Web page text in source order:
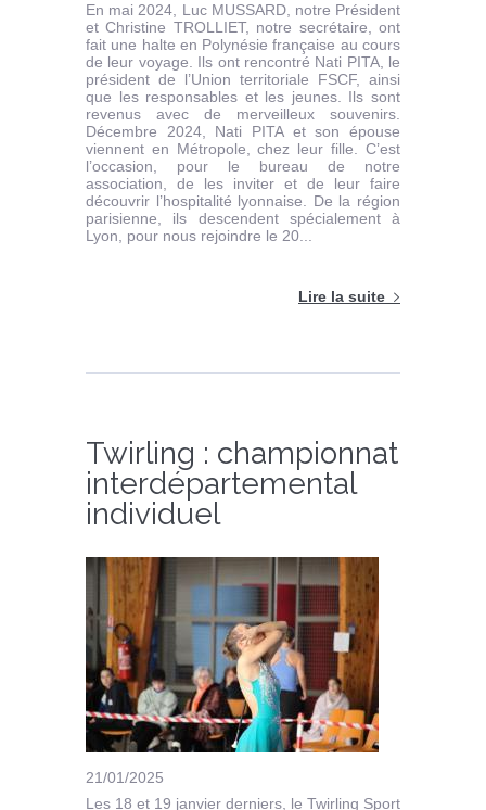
En mai 2024, Luc MUSSARD, notre Président
et Christine TROLLIET, notre secrétaire, ont
fait une halte en Polynésie française au cours
de leur voyage. Ils ont rencontré Nati PITA, le
président de l’Union territoriale FSCF, ainsi
que les responsables et les jeunes. Ils sont
revenus avec de merveilleux souvenirs.
Décembre 2024, Nati PITA et son épouse
viennent en Métropole, chez leur fille. C’est
l’occasion, pour le bureau de notre
association, de les inviter et de leur faire
découvrir l’hospitalité lyonnaise. De la région
parisienne, ils descendent spécialement à
Lyon, pour nous rejoindre le 20...
Lire la suite
Twirling : championnat
interdépartemental
individuel
21/01/2025
Les 18 et 19 janvier derniers, le Twirling Sport